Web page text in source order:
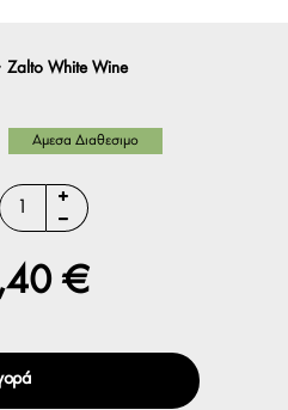
Zalto White Wine
Αμεσα Διαθεσιμο
€